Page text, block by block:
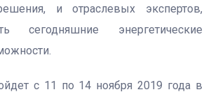
и отраслевых экспертов,
сегодняшние энергетические
с 11 по 14 ноября 2019 года в